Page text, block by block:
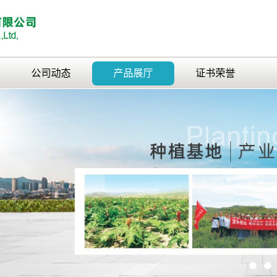
公司动态 产品展厅 证书荣誉